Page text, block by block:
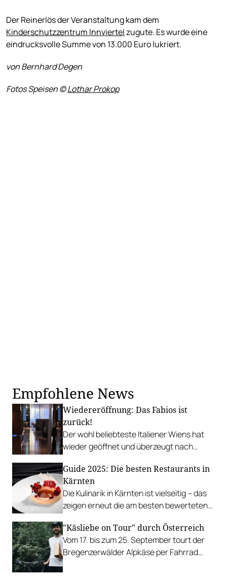
Der Reinerlös der Veranstaltung kam dem
Kinderschutzzentrum Innviertelzugute. Es wurde eine
eindrucksvolle Summe von 13.000 Euro lukriert.
von Bernhard Degen
Fotos Speisen ©Lothar Prokop
Empfohlene News
Wiedereröffnung: Das Fabios ist
zurück!
Der wohl beliebteste Italiener Wiens hat
wieder geöffnet und überzeugt nach
weltstädtischem Ambiente und
authentischer Küche.
Guide 2025: Die besten Restaurants in
Kärnten
Die Kulinarik in Kärnten ist vielseitig – das
zeigen erneut die am besten bewerteten
"Käsliebe on Tour" durch Österreich
Vom 17. bis zum 25. September tourt der
Bregenzerwälder Alpkäse per Fahrrad